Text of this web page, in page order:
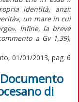
identità, anzi:
un mare in cui
Infine, la breve
a Gv 1,39),
01/01/2013, pag. 6
di